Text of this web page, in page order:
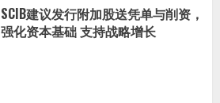
SCIB建议发行附加股送凭单与削资，
强化资本基础 支持战略增长